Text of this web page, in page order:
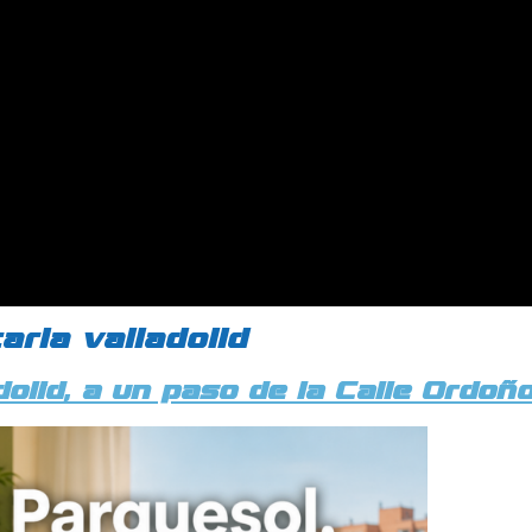
valladolid
a un paso de la Calle